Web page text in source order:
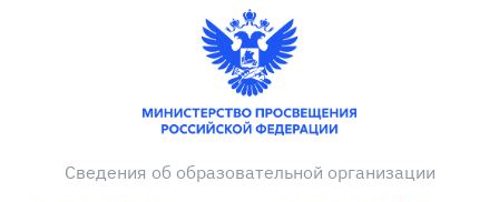
Сведения об образовательной организации